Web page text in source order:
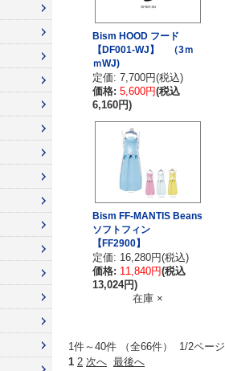
Bism HOOD フード
【DF001-WJ】 （3ｍ
ｍWJ)
定価: 7,700円(税込)
価格: 5,600円(税込
6,160円)
Bism FF-MANTIS Beans
ソフトフィン
【FF2900】
定価: 16,280円(税込)
価格: 11,840円(税込
13,024円)
在庫 ×
1件～40件 （全66件） 1/2ページ
1 2 次へ 最後へ